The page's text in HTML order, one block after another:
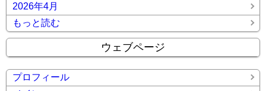
2026年4月
もっと読む
ウェブページ
プロフィール